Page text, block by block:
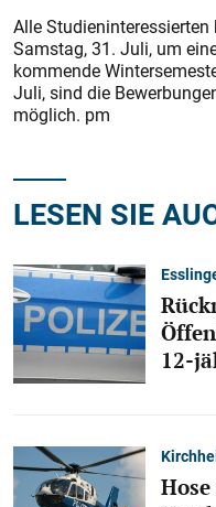
Alle
Samstag, 31. Juli, um
kommende
Juli, sind die
möglich. pm
LESEN SIE
12-